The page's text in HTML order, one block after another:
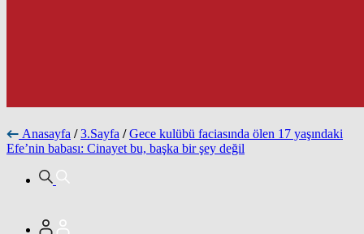
Anasayfa / 3.Sayfa / Gece kulübü faciasında ölen 17 yaşındaki
Efe’nin babası: Cinayet bu, başka bir şey değil